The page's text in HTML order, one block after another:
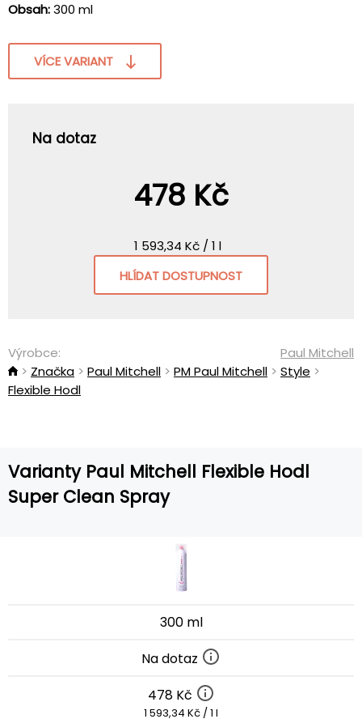
Obsah:300 ml
VÍCE VARIANT
Na dotaz
478 Kč
1 593,34 Kč / 1 l
HLÍDAT DOSTUPNOST
Výrobce:
Paul Mitchell
Značka
Paul Mitchell PM Paul Mitchell
Style
Flexible Hodl
Varianty Paul Mitchell Flexible Hodl
Super Clean Spray
300 ml
Na dotaz
478 Kč
1 593,34 Kč / 1 l